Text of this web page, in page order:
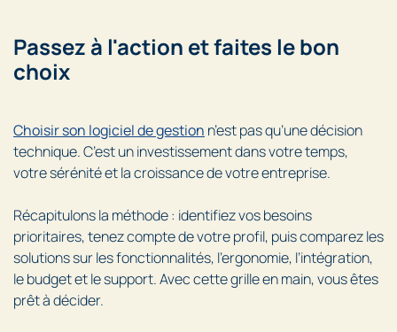
Passez à l'action et faites le bon
choix
Choisir son logiciel de gestion n’est pas qu’une décision
technique. C’est un investissement dans votre temps,
votre sérénité et la croissance de votre entreprise.
Récapitulons la méthode : identifiez vos besoins
prioritaires, tenez compte de votre profil, puis comparez les
solutions sur les fonctionnalités, l’ergonomie, l’intégration,
le budget et le support. Avec cette grille en main, vous êtes
prêt à décider.